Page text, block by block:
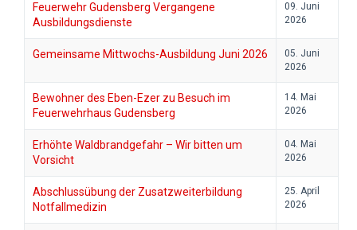
Feuerwehr Gudensberg Vergangene
Ausbildungsdienste
09. Juni
2026
Gemeinsame Mittwochs-Ausbildung Juni 2026
05. Juni
2026
Bewohner des Eben-Ezer zu Besuch im
Feuerwehrhaus Gudensberg
14. Mai
2026
Erhöhte Waldbrandgefahr – Wir bitten um
Vorsicht
04. Mai
2026
Abschlussübung der Zusatzweiterbildung
Notfallmedizin
25. April
2026